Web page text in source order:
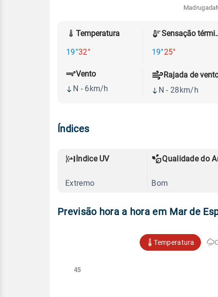
Madrugada
Temperatura
19°32°
19°25°
Vento
N - 6km/h
Rajada de
N - 28km/h
Índices
Índice UV
Extremo
Qualidade do
Bom
Previsão hora a hora em Mar de
Temperatura